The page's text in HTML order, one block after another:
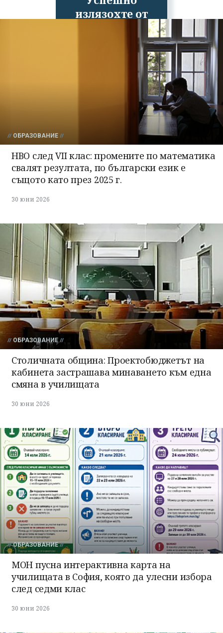
излязохте от
ОБРАЗОВАНИЕ
НВО след VII клас: промените по математика
свалят резултата, по български език е
същото като през 2025 г.
30 юни 2026
ОБРАЗОВАНИЕ
Столичната община: Проектобюджетът на
кабинета застрашава минаването към една
смяна в училищата
30 юни 2026
ОБРАЗОВАНИЕ
МОН пусна интерактивна карта на
училищата в София, която да улесни избора
след седми клас
30 юни 2026